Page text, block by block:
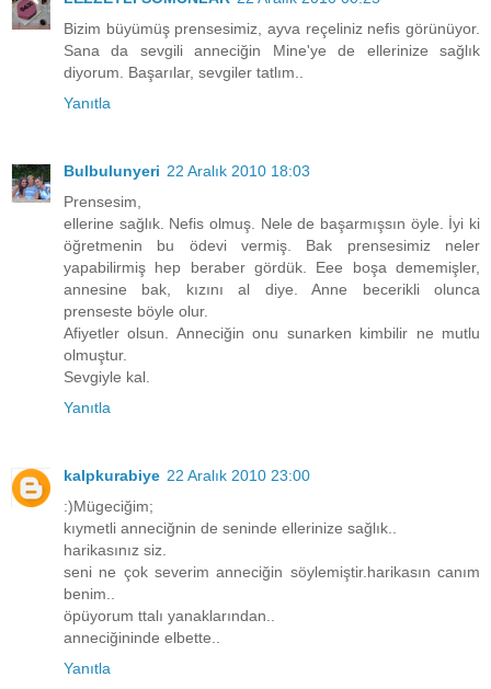
Bizim büyümüş prensesimiz, ayva reçeliniz nefis görünüyor.
Sana da sevgili anneciğin Mine'ye de ellerinize sağlık
diyorum. Başarılar, sevgiler tatlım..
Yanıtla
Bulbulunyeri 22 Aralık 2010 18:03
Prensesim,
ellerine sağlık. Nefis olmuş. Nele de başarmışsın öyle. İyi ki
öğretmenin bu ödevi vermiş. Bak prensesimiz neler
yapabilirmiş hep beraber gördük. Eee boşa dememişler,
annesine bak, kızını al diye. Anne becerikli olunca
prenseste böyle olur.
Afiyetler olsun. Anneciğin onu sunarken kimbilir ne mutlu
olmuştur.
Sevgiyle kal.
Yanıtla
kalpkurabiye 22 Aralık 2010 23:00
:)Mügeciğim;
kıymetli anneciğnin de seninde ellerinize sağlık..
harikasınız siz.
seni ne çok severim anneciğin söylemiştir.harikasın canım
benim..
öpüyorum ttalı yanaklarından..
anneciğininde elbette..
Yanıtla